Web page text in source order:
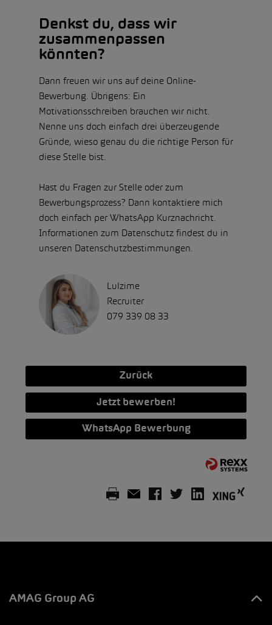
Denkst du, dass wir
zusammenpassen
könnten?
Dann freuen wir uns auf deine Online-
Bewerbung. Übrigens: Ein
Motivationsschreiben brauchen wir nicht.
Nenne uns doch einfach drei überzeugende
Gründe, wieso genau du die richtige Person für
diese Stelle bist.
Hast du Fragen zur Stelle oder zum
Bewerbungsprozess? Dann kontaktiere mich
doch einfach per WhatsApp Kurznachricht.
Informationen zum Datenschutz findest du in
unseren Datenschutzbestimmungen.
Lulzime
Recruiter
079 339 08 33
Zurück
Jetzt bewerben!
WhatsApp Bewerbung
AMAG Group AG